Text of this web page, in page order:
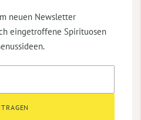
neuen Newsletter
eingetroffene Spirituosen